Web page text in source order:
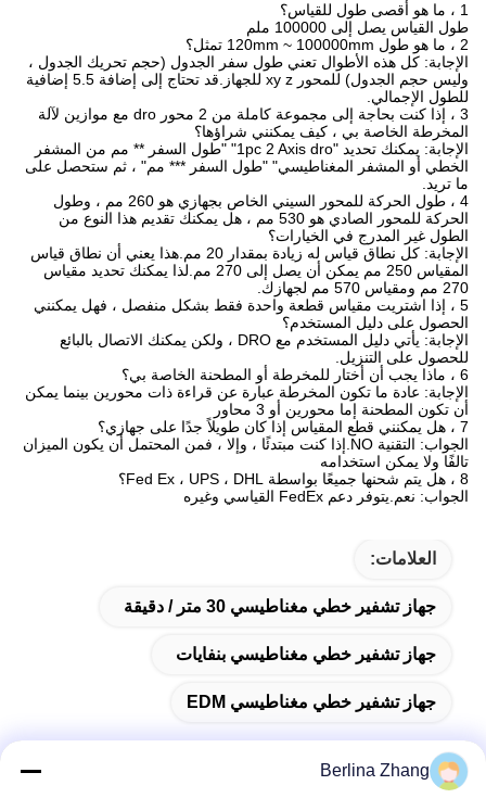
1 ، ما هو أقصى طول للقياس؟
طول القياس يصل إلى 100000 ملم
2 ، ما هو طول 120mm ~ 100000mm تمثل؟
الإجابة: كل هذه الأطوال تعني طول سفر الجدول (حجم تحريك الجدول ،
وليس حجم الجدول) للمحور xy z للجهاز.قد تحتاج إلى إضافة 5.5 إضافية
للطول الإجمالي.
3 ، إذا كنت بحاجة إلى مجموعة كاملة من 2 محور dro مع موازين لآلة
المخرطة الخاصة بي ، كيف يمكنني شراؤها؟
الإجابة: يمكنك تحديد "1pc 2 Axis dro" "طول السفر ** مم من المشفر
الخطي أو المشفر المغناطيسي" "طول السفر *** مم" ، ثم ستحصل على
ما تريد.
4 ، طول الحركة للمحور السيني الخاص بجهازي هو 260 مم ، وطول
الحركة للمحور الصادي هو 530 مم ، هل يمكنك تقديم هذا النوع من
الطول غير المدرج في الخيارات؟
الإجابة: كل نطاق قياس له زيادة بمقدار 20 مم.هذا يعني أن نطاق قياس
المقياس 250 مم يمكن أن يصل إلى 270 مم.لذا يمكنك تحديد مقياس
270 مم ومقياس 570 مم لجهازك.
5 ، إذا اشتريت مقياس قطعة واحدة فقط بشكل منفصل ، فهل يمكنني
الحصول على دليل المستخدم؟
الإجابة: يأتي دليل المستخدم مع DRO ، ولكن يمكنك الاتصال بالبائع
للحصول على التنزيل.
6 ، ماذا يجب أن أختار للمخرطة أو المطحنة الخاصة بي؟
الإجابة: عادة ما تكون المخرطة عبارة عن قراءة ذات محورين بينما يمكن
أن تكون المطحنة إما محورين أو 3 محاور
7 ، هل يمكنني قطع المقياس إذا كان طويلاً جدًا على جهازي؟
الجواب: التقنية NO.إذا كنت مبتدئًا ، وإلا ، فمن المحتمل أن يكون الميزان
تالفًا ولا يمكن استخدامه
8 ، هل يتم شحنها جميعًا بواسطة Fed Ex ، UPS ، DHL؟
الجواب: نعم.يتوفر دعم FedEx القياسي وغيره
العلامات:
جهاز تشفير خطي مغناطيسي 30 متر / دقيقة
جهاز تشفير خطي مغناطيسي بنفايات
جهاز تشفير خطي مغناطيسي EDM
Berlina Zhang